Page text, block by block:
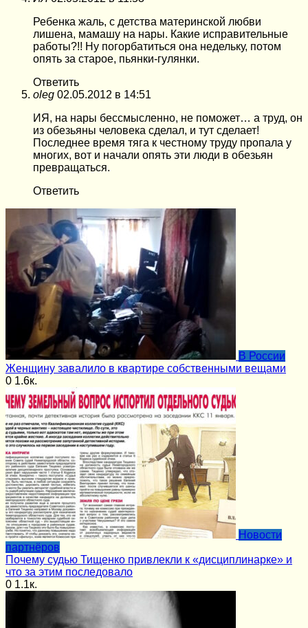
Ребенка жаль, с детства материнской любви
лишена, мамашу на нары. Какие исправительные
работы?!! Ну погорбатиться она недельку, потом
опять за старое, пьянки-гулянки.
Ответить
oleg 02.05.2012 в 14:51
ИЯ, на нары бессмысленно, не поможет… а труд, он
из обезьяны человека сделал, и тут сделает!
Последнее время тяга к честному труду пропала у
многих, вот и начали опять эти люди в обезьян
превращаться.
Ответить
В России
Женщину завалило в квартире собственными вещами
0 1.6к.
Новости
партнёров
Почему судью Тищенко привлекли к «дисциплинарке» и
что за этим последовало
0 1.1к.